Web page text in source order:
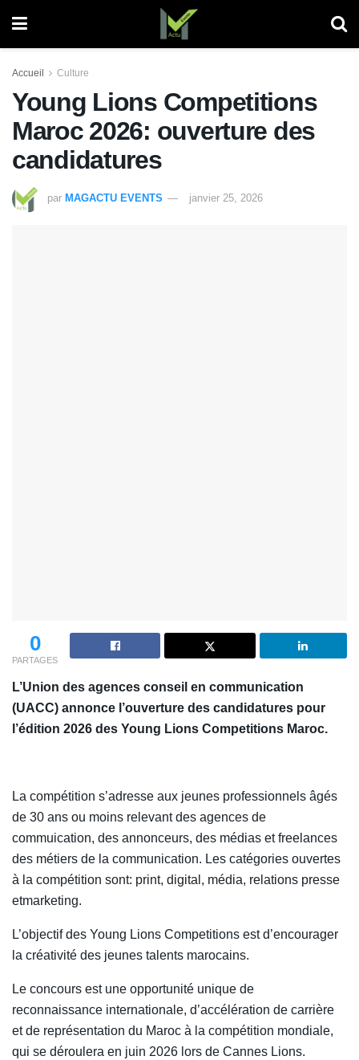
Accueil Culture
Young Lions Competitions
Maroc 2026: ouverture des
candidatures
par MAGACTU EVENTS janvier 25, 2026
0
PARTAGES
L’Union des agences conseil en communication
(UACC) annonce l’ouverture des candidatures pour
l’édition 2026 des Young Lions Competitions Maroc.
La compétition s’adresse aux jeunes professionnels âgés
de 30 ans ou moins relevant des agences de
commuication, des annonceurs, des médias et freelances
des métiers de la communication. Les catégories ouvertes
à la compétition sont: print, digital, média, relations presse
etmarketing.
L’objectif des Young Lions Competitions est d’encourager
la créativité des jeunes talents marocains.
Le concours est une opportunité unique de
reconnaissance internationale, d’accélération de carrière
et de représentation du Maroc à la compétition mondiale,
qui se déroulera en juin 2026 lors de Cannes Lions.